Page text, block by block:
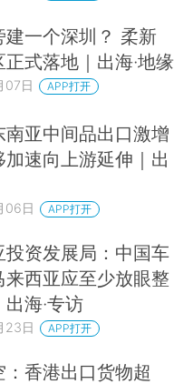
建一个深圳？ 柔新
式落地｜出海·地缘
07日 APP打开
南亚中间品出口激增
加速向上游延伸｜出
06日 APP打开
投资发展局：中国车
来西亚应至少放眼整
海·专访
23日 APP打开
：香港出口货物超